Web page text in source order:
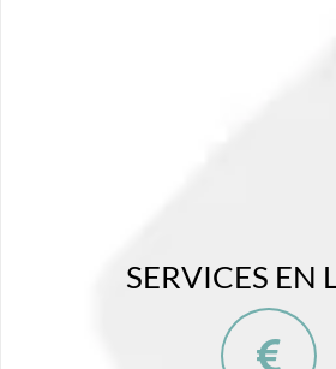
SERVICES EN